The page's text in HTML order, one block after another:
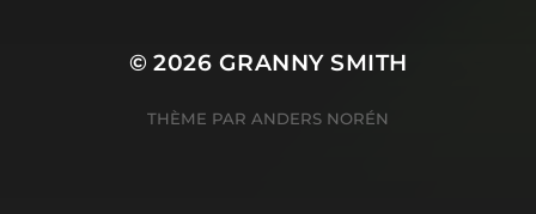
© 2026 GRANNY SMITH
THÈME PAR ANDERS NORÉN